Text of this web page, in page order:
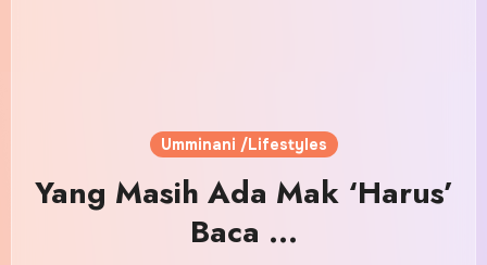
Umminani /Lifestyles
Yang Masih Ada Mak ‘Harus’
Baca …